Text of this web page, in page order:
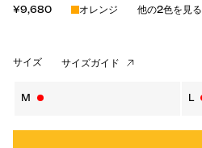
¥9,680 オレンジ 他の2色を見る
サイズ サイズガイド
M L